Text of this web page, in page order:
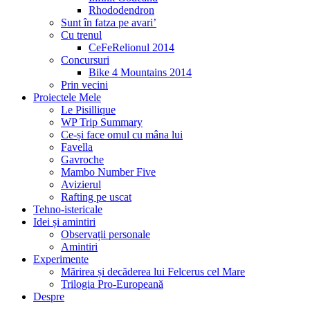
Rhododendron
Sunt în fatza pe avari’
Cu trenul
CeFeRelionul 2014
Concursuri
Bike 4 Mountains 2014
Prin vecini
Proiectele Mele
Le Pisillique
WP Trip Summary
Ce-și face omul cu mâna lui
Favella
Gavroche
Mambo Number Five
Avizierul
Rafting pe uscat
Tehno-istericale
Idei și amintiri
Observații personale
Amintiri
Experimente
Mărirea și decăderea lui Felcerus cel Mare
Trilogia Pro-Europeană
Despre